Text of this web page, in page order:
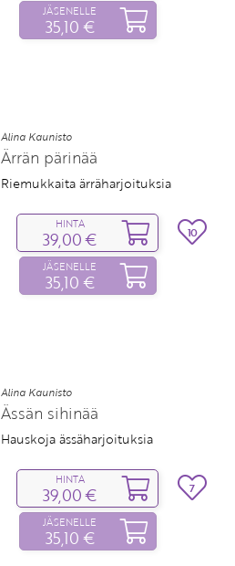
JÄSENELLE
35,10 €
Alina Kaunisto
Ärrän pärinää
Riemukkaita ärräharjoituksia
HINTA
39,00 €
JÄSENELLE
35,10 €
10
Alina Kaunisto
Ässän sihinää
Hauskoja ässäharjoituksia
HINTA
39,00 €
JÄSENELLE
35,10 €
7